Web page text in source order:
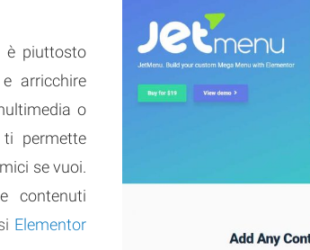
è piuttosto
arricchire
o
permette
se vuoi.
contenuti
Elementor